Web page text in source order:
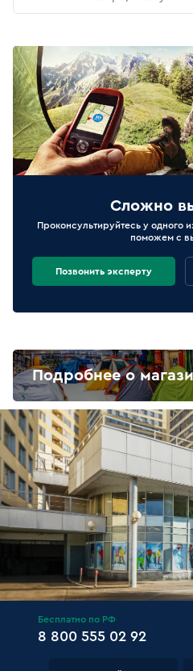
Сложно
Проконсультируйтесь у одного
поможем с
Позвонить эксперту
Подробнее о
Бесплатно по РФ
8 800 555 02 92